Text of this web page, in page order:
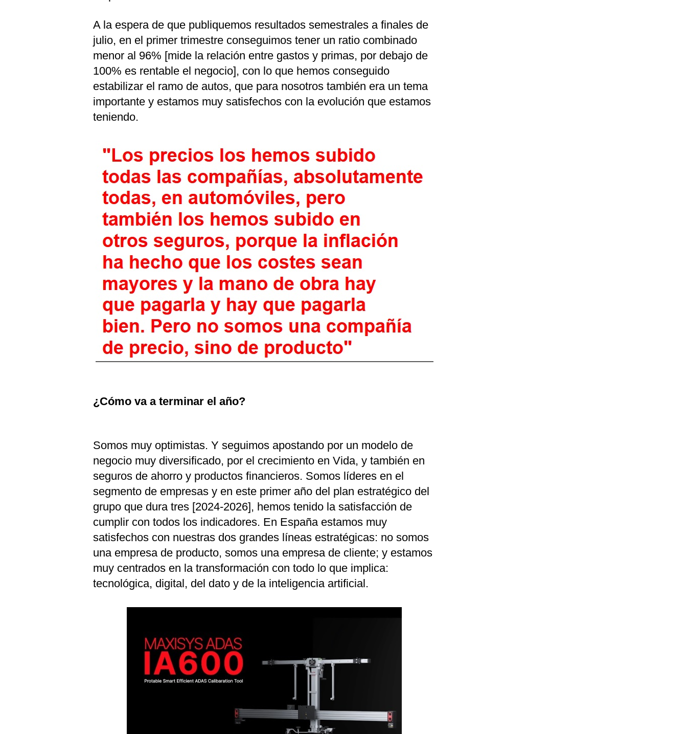
A la espera de que publiquemos resultados semestrales a finales de
julio, en el primer trimestre conseguimos tener un ratio combinado
menor al 96% [mide la relación entre gastos y primas, por debajo de
100% es rentable el negocio], con lo que hemos conseguido
estabilizar el ramo de autos, que para nosotros también era un tema
importante y estamos muy satisfechos con la evolución que estamos
teniendo.
¿Cómo va a terminar el año?
Somos muy optimistas. Y seguimos apostando por un modelo de
negocio muy diversificado, por el crecimiento en Vida, y también en
seguros de ahorro y productos financieros. Somos líderes en el
segmento de empresas y en este primer año del plan estratégico del
grupo que dura tres [2024-2026], hemos tenido la satisfacción de
cumplir con todos los indicadores. En España estamos muy
satisfechos con nuestras dos grandes líneas estratégicas: no somos
una empresa de producto, somos una empresa de cliente; y estamos
muy centrados en la transformación con todo lo que implica:
tecnológica, digital, del dato y de la inteligencia artificial.